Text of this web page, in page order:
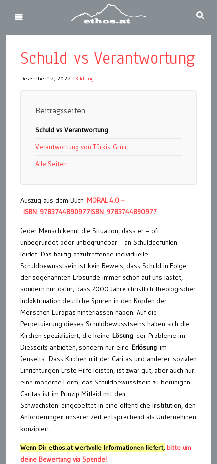
Schuld vs Verantwortung
Dezember 12, 2022 Bildung
Beitragsseiten
Schuld vs Verantwortung
Verantwortung von Türkis-Grün
Alle Seiten
Auszug aus dem Buch MORAL 4.0 –
ISBN 9783744890977ISBN 9783744890977
Jeder Mensch kennt die Situation, dass er – oft
unbegründet oder unbegründbar – an Schuldgefühlen
leidet. Das häufig anzutreffende individuelle
Schuldbewusstsein ist kein Beweis, dass Schuld in Folge
der sogenannten Erbsünde immer schon auf uns lastet,
sondern nur dafür, dass 2000 Jahre christlich-theologischer
Indoktrination deutliche Spuren in den Köpfen der
Menschen Europas hinterlassen haben. Auf die
Perpetuierung dieses Schuldbewusstseins haben sich die
Kirchen spezialisiert, die keine Lösung der Probleme im
Diesseits anbieten, sondern nur eine Erlösung im
Jenseits. Dass Kirchen mit der Caritas und anderen sozialen
Einrichtungen Erste Hilfe leisten, ist zwar gut, aber auch nur
eine moderne Form, das Schuldbewusstsein zu beruhigen.
Caritas ist im Prinzip Mitleid mit den
Schwächsten eingebettet in eine öffentliche Institution, den
Anforderungen unserer Zeit entsprechend als Unternehmen
konzipiert.
Wenn Dir ethos.at wertvolle Informationen liefert, bitte um
deine Bewertung via Spende!